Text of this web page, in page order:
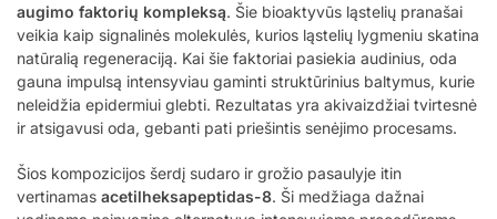
augimo faktorių kompleksą. Šie bioaktyvūs ląstelių pranašai
veikia kaip signalinės molekulės, kurios ląstelių lygmeniu skatina
natūralią regeneraciją. Kai šie faktoriai pasiekia audinius, oda
gauna impulsą intensyviau gaminti struktūrinius baltymus, kurie
neleidžia epidermiui glebti. Rezultatas yra akivaizdžiai tvirtesnė
ir atsigavusi oda, gebanti pati priešintis senėjimo procesams.
Šios kompozicijos šerdį sudaro ir grožio pasaulyje itin
vertinamas acetilheksapeptidas-8. Ši medžiaga dažnai